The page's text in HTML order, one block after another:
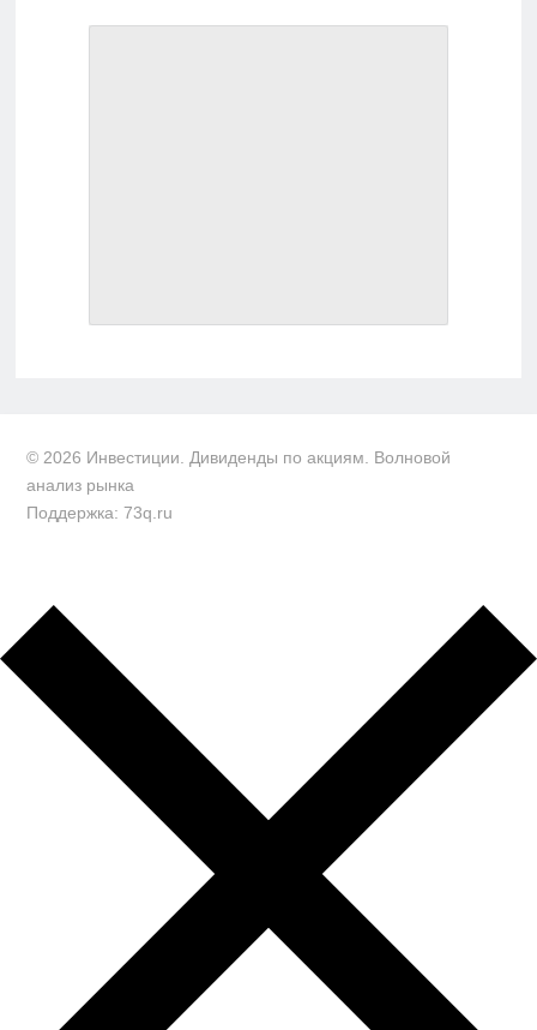
© 2026 Инвестиции. Дивиденды по акциям. Волновой
анализ рынка
Поддержка: 73q.ru